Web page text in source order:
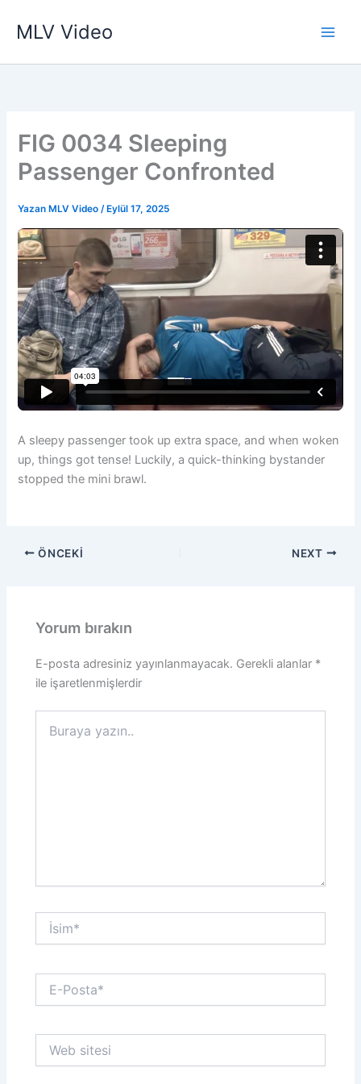
atlaMLV Video
FIG 0034 Sleeping
Passenger Confronted
Yazan MLV Video/ Eylül 17, 2025
A sleepy passenger took up extra space, and when woken
up, things got tense! Luckily, a quick-thinking bystander
stopped the mini brawl.
ÖNCEKI NEXT
Yorum bırakın
E-posta adresiniz yayınlanmayacak. Gerekli alanlar *
ile işaretlenmişlerdir
yazın..
İsim*
Posta*
sitesi